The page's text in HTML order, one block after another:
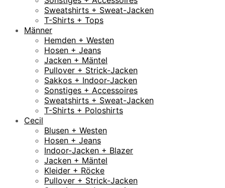
Sweatshirts + Sweat-Jacken
T-Shirts + Tops
Männer
Hemden + Westen
Hosen + Jeans
Jacken + Mäntel
Pullover + Strick-Jacken
Sakkos + Indoor-Jacken
Sonstiges + Accessoires
Sweatshirts + Sweat-Jacken
T-Shirts + Poloshirts
Cecil
Blusen + Westen
Hosen + Jeans
Indoor-Jacken + Blazer
Jacken + Mäntel
Kleider + Röcke
Pullover + Strick-Jacken